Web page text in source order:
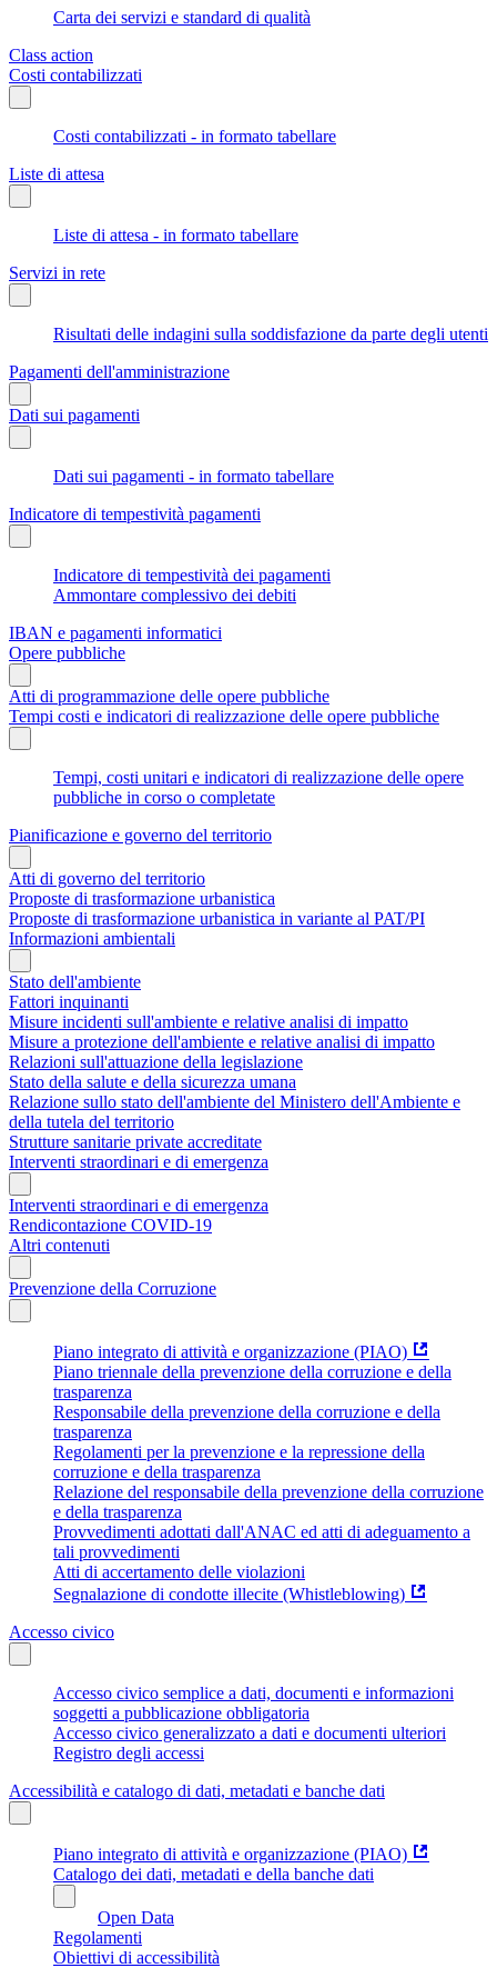
Carta dei servizi e standard di qualità
Class action
Costi contabilizzati
Costi contabilizzati - in formato tabellare
Liste di attesa
Liste di attesa - in formato tabellare
Servizi in rete
Risultati delle indagini sulla soddisfazione da parte degli utenti
Pagamenti dell'amministrazione
Dati sui pagamenti
Dati sui pagamenti - in formato tabellare
Indicatore di tempestività pagamenti
Indicatore di tempestività dei pagamenti
Ammontare complessivo dei debiti
IBAN e pagamenti informatici
Opere pubbliche
Atti di programmazione delle opere pubbliche
Tempi costi e indicatori di realizzazione delle opere pubbliche
Tempi, costi unitari e indicatori di realizzazione delle opere
pubbliche in corso o completate
Pianificazione e governo del territorio
Atti di governo del territorio
Proposte di trasformazione urbanistica
Proposte di trasformazione urbanistica in variante al PAT/PI
Informazioni ambientali
Stato dell'ambiente
Fattori inquinanti
Misure incidenti sull'ambiente e relative analisi di impatto
Misure a protezione dell'ambiente e relative analisi di impatto
Relazioni sull'attuazione della legislazione
Stato della salute e della sicurezza umana
Relazione sullo stato dell'ambiente del Ministero dell'Ambiente e
della tutela del territorio
Strutture sanitarie private accreditate
Interventi straordinari e di emergenza
Interventi straordinari e di emergenza
Rendicontazione COVID-19
Altri contenuti
Prevenzione della Corruzione
Piano integrato di attività e organizzazione (PIAO)
Piano triennale della prevenzione della corruzione e della
trasparenza
Responsabile della prevenzione della corruzione e della
trasparenza
Regolamenti per la prevenzione e la repressione della
corruzione e della trasparenza
Relazione del responsabile della prevenzione della corruzione
e della trasparenza
Provvedimenti adottati dall'ANAC ed atti di adeguamento a
tali provvedimenti
Atti di accertamento delle violazioni
Segnalazione di condotte illecite (Whistleblowing)
Accesso civico
Accesso civico semplice a dati, documenti e informazioni
soggetti a pubblicazione obbligatoria
Accesso civico generalizzato a dati e documenti ulteriori
Registro degli accessi
Accessibilità e catalogo di dati, metadati e banche dati
Piano integrato di attività e organizzazione (PIAO)
Catalogo dei dati, metadati e della banche dati
Open Data
Regolamenti
Obiettivi di accessibilità